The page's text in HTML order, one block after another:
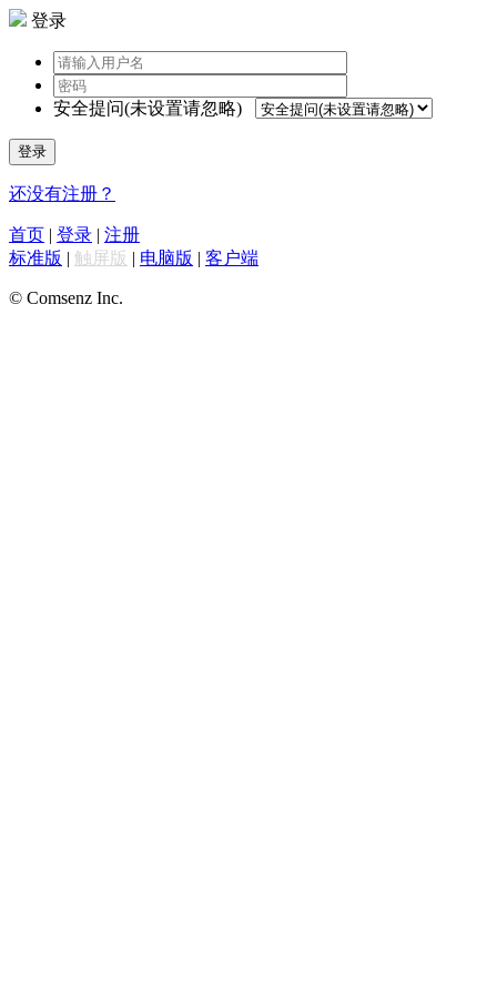
登录
安全提问(未设置请忽略)
登录
还没有注册？
首页 | 登录 | 注册
标准版 | 触屏版 | 电脑版 | 客户端
© Comsenz Inc.